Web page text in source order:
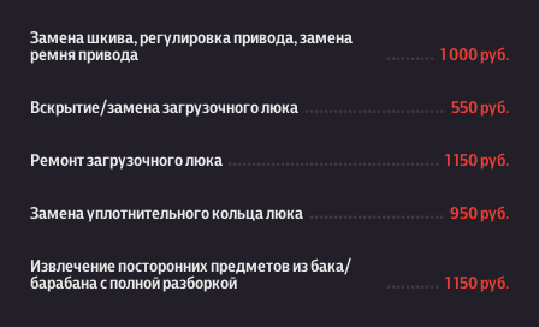
Замена шкива, регулировка привода, замена
ремня привода
1 000 руб.
Вскрытие/замена загрузочного люка 550 руб.
Ремонт загрузочного люка 1 150 руб.
Замена уплотнительного кольца люка 950 руб.
Извлечение посторонних предметов из бака/
барабана с полной разборкой
1 150 руб.